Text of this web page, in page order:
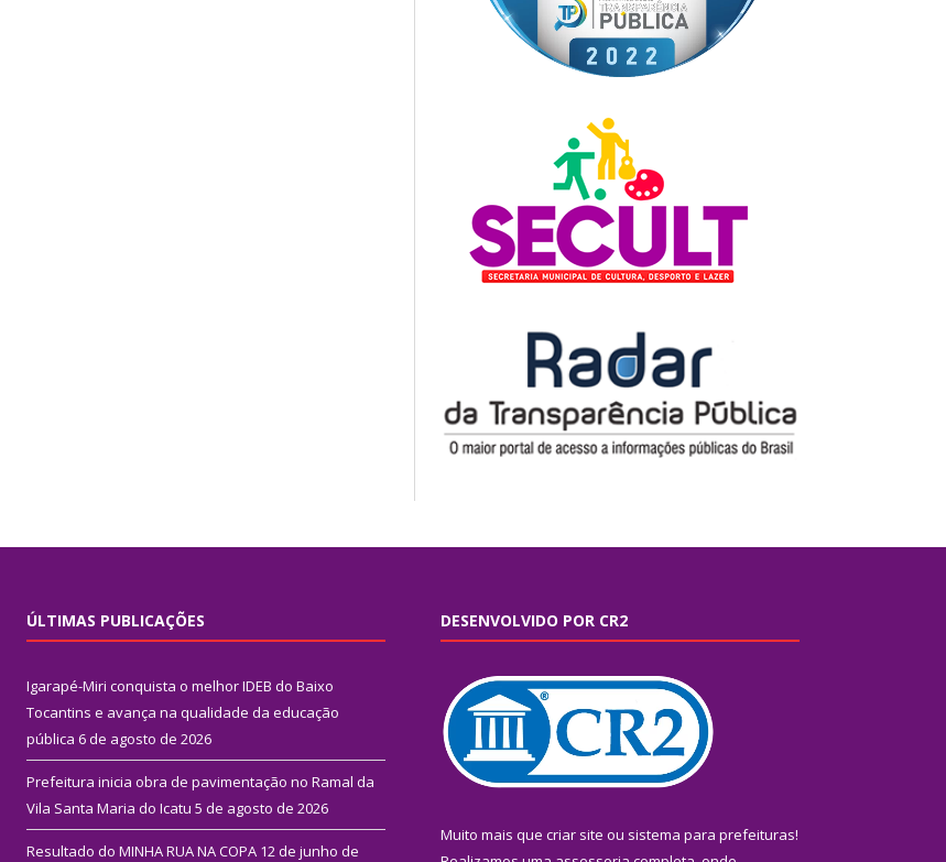
ÚLTIMAS PUBLICAÇÕES
Igarapé-Miri conquista o melhor IDEB do Baixo
Tocantins e avança na qualidade da educação
pública 6 de agosto de 2026
Prefeitura inicia obra de pavimentação no Ramal da
Vila Santa Maria do Icatu 5 de agosto de 2026
Resultado do MINHA RUA NA COPA 12 de junho de
DESENVOLVIDO POR CR2
Muito mais que criar site ou sistema para prefeituras!